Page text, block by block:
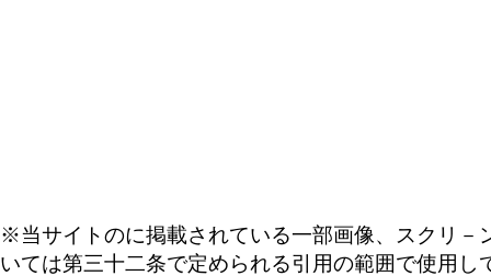
※当サイトのに掲載されている一部画像、スクリ－
いては第三十二条で定められる引用の範囲で使用し